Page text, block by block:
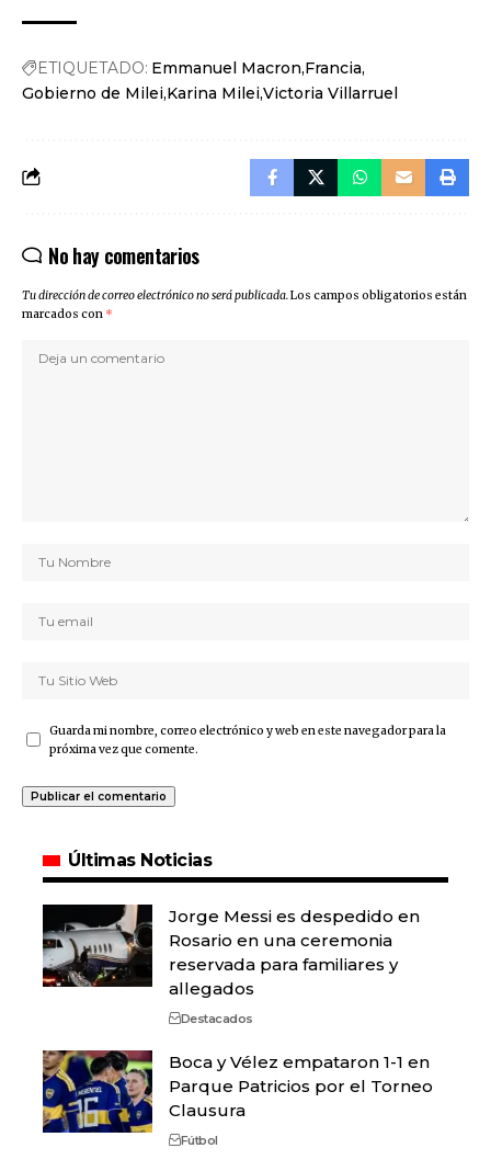
ETIQUETADO: Emmanuel Macron Francia
Gobierno de Milei Karina MileiVictoria Villarruel
No hay comentarios
Tu dirección de correo electrónico no será publicada.Los campos obligatorios están
marcados con *
Guarda mi nombre, correo electrónico y web en este navegador para la
próxima vez que comente.
Últimas Noticias
Jorge Messi es despedido en
Rosario en una ceremonia
reservada para familiares y
allegados
Destacados
Boca y Vélez empataron 1-1 en
Parque Patricios por el Torneo
Clausura
Fútbol